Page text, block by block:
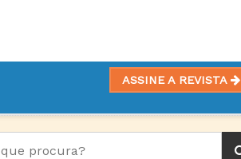
ASSINE A REVISTA